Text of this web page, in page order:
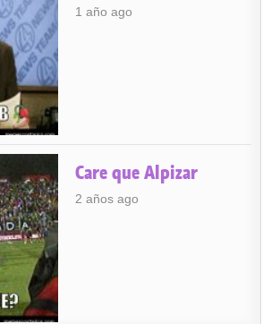
1 año ago
Care que Alpizar
2 años ago